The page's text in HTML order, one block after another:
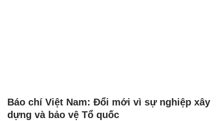
Báo chí Việt Nam: Đổi mới vì sự nghiệp xây
dựng và bảo vệ Tổ quốc